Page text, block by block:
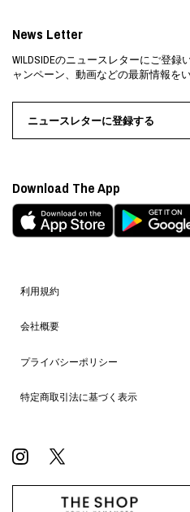
利用規約
会社概要
プライバシーポリシー
特定商取引法に基づく表示
News Letter
WILDSIDEのニュースレターにご登
ャンペーン、動画などの最新情報を
ニュースレターに登録する
Download The App